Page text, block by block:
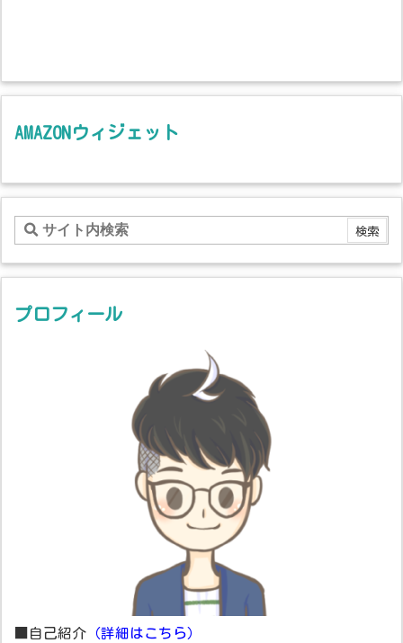
AMAZONウィジェット
プロフィール
■自己紹介 （詳細はこちら）